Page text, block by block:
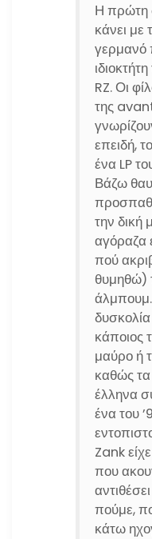
Η πρώτη
κάνει
γερμανό
RZ. Οι
της
επειδή,
ένα LP
Βάζω
την δική
αγόραζα
πού
θυμηθώ)
κάποιος
μαύρο ή
καθώς
έλληνα
ένα του
Zank
που
πούμε,
κάτω